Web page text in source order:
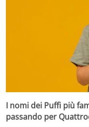
I nomi dei Puffi più
passando per